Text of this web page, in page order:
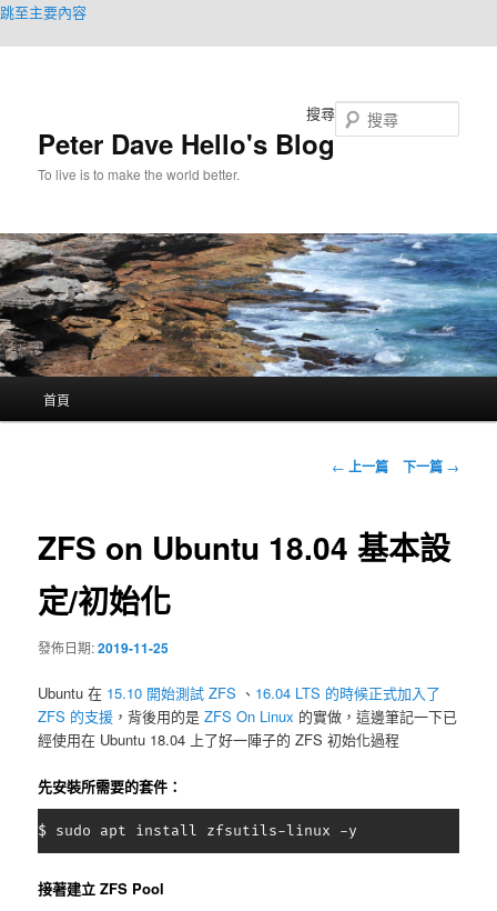
跳至主要內容
Peter Dave Hello's Blog
To live is to make the world better.
搜尋
首頁
文
覽
← 上一篇 下一篇 →
ZFS on Ubuntu 18.04 基本設
定/初始化
發佈日期:2019-11-25
Ubuntu 在 15.10 開始測試 ZFS 、 16.04 LTS 的時候正式加入了
ZFS 的支援 ，背後用的是ZFS On Linux 的實做，這邊筆記一下已
經使用在 Ubuntu 18.04 上了好一陣子的 ZFS 初始化過程
先安裝所需要的套件：
$ sudo apt install zfsutils-linux -y
接著建立 ZFS Pool